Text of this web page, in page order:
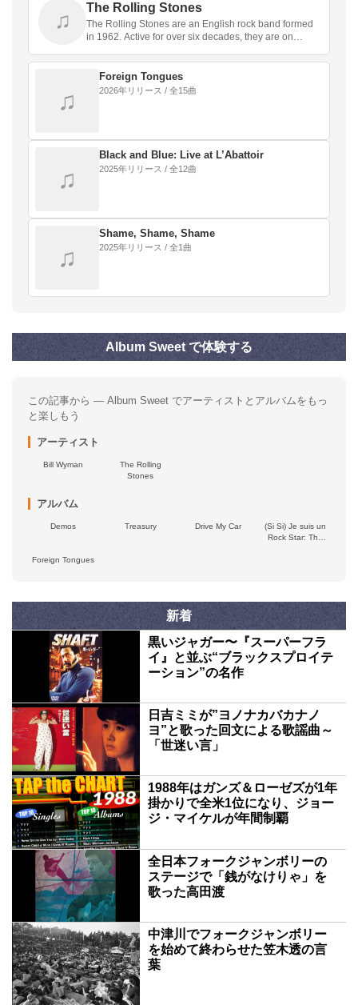
♫
The Rolling Stones
The Rolling Stones are an English rock band formed
in 1962. Active for over six decades, they are on…
♫
Foreign Tongues
2026年リリース / 全15曲
♫
Black and Blue: Live at L’Abattoir
2025年リリース / 全12曲
♫
Shame, Shame, Shame
2025年リリース / 全1曲
Album Sweet で体験する
この記事から — Album Sweet でアーティストとアルバムをもっ
と楽しもう
アーティスト
Bill Wyman
The Rolling
Stones
アルバム
Demos Treasury Drive My Car
(Si Si) Je suis un
Rock Star: The
Foreign Tongues
新着
黒いジャガー〜『スーパーフラ
イ』と並ぶ“ブラックスプロイテ
ーション”の名作
日吉ミミが”ヨノナカバカナノ
ヨ”と歌った回文による歌謡曲～
「世迷い言」
1988年はガンズ＆ローゼズが1年
掛かりで全米1位になり、ジョー
ジ・マイケルが年間制覇
全日本フォークジャンボリーの
ステージで「銭がなけりゃ」を
歌った高田渡
中津川でフォークジャンボリー
を始めて終わらせた笠木透の言
葉